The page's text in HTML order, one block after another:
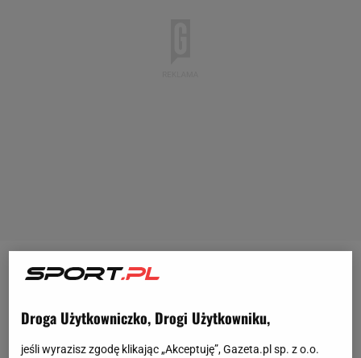
Real Madryt znów to zrobił. Hiszpanie wygrali Ligę
pokonał 2:0 Borussię Dortmund na Wembley po
golach Daniego Carvajala i Viniciusa Juniora, a po
Droga Użytkowniczko, Drogi Użytkowniku,
jeśli wyrazisz zgodę klikając „Akceptuję”, Gazeta.pl sp. z o.o.